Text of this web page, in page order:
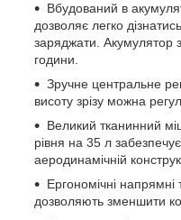
Вбудований в
дозволяє легко
заряджати. Акумулятор
години.
Зручне центральне
висоту зрізу можна
Великий тканинний
рівня на 35 л
аеродинамічній
Ергономічні напрямні
дозволяють зменшити